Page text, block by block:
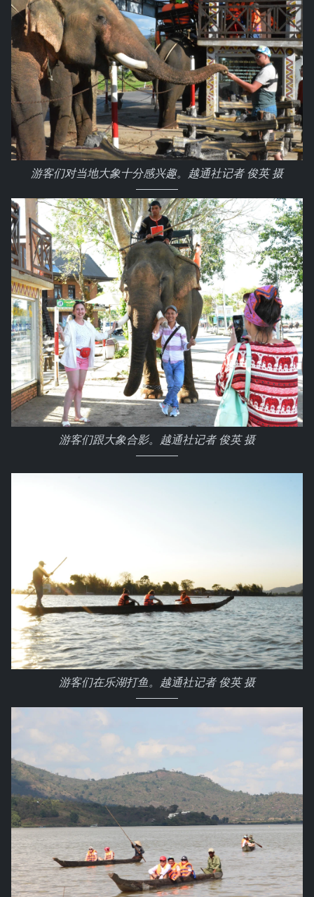
游客们对当地大象十分感兴趣。越通社记者 俊英 摄
游客们跟大象合影。越通社记者 俊英 摄
游客们在乐湖打鱼。越通社记者 俊英 摄